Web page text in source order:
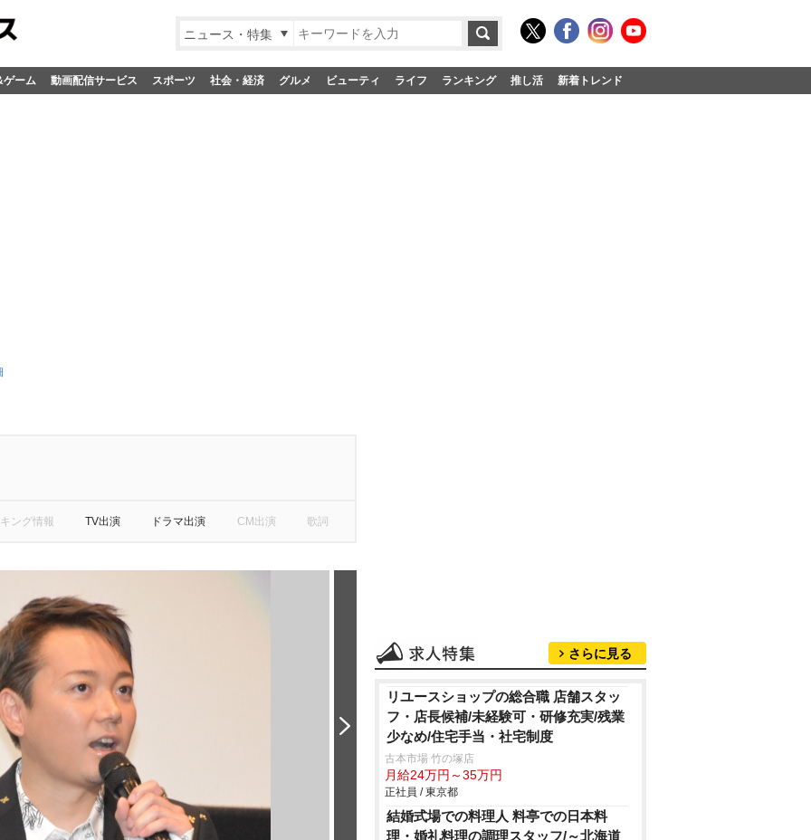
ニュース・特集
ゲーム 動画配信サービス スポーツ 社会・経済 グルメ ビューティ ライフ ランキング 推し活 新着トレンド
ング情報 TV出演 ドラマ出演 CM出演 歌詞
さらに見る
リユースショップの総合職 店舗スタッ
フ・店長候補/未経験可・研修充実/残業
少なめ/住宅手当・社宅制度
古本市場 竹の塚店
月給24万円～35万円
正社員 / 東京都
結婚式場での料理人 料亭での日本料
理・婚礼料理の調理スタッフ/～北海道